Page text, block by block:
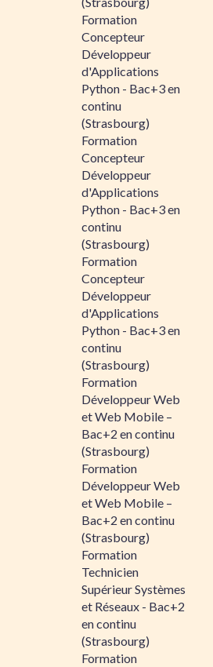
Formation
Concepteur
Développeur
d'Applications
Python - Bac+3 en
continu
(Strasbourg)
Formation
Concepteur
Développeur
d'Applications
Python - Bac+3 en
continu
(Strasbourg)
Formation
Concepteur
Développeur
d'Applications
Python - Bac+3 en
continu
(Strasbourg)
Formation
Développeur Web
et Web Mobile –
Bac+2 en continu
(Strasbourg)
Formation
Développeur Web
et Web Mobile –
Bac+2 en continu
(Strasbourg)
Formation
Technicien
Supérieur Systèmes
et Réseaux - Bac+2
en continu
(Strasbourg)
Formation